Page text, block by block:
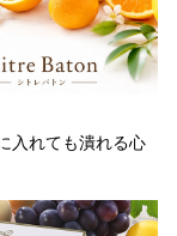
入れても潰れる心